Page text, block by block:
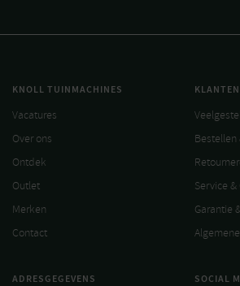
KNOLL TUINMACHINES
Vacatures
Over ons
Ontdek
Outlet
Merken
Contact
Bestellen
Service
Garantie
ADRESGEGEVENS SOCIAL